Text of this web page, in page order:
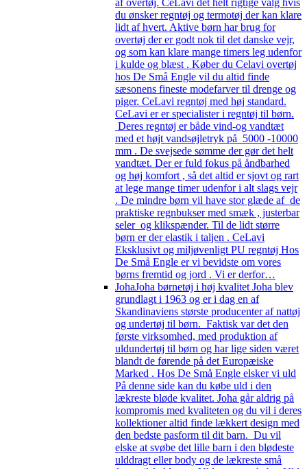
du ønsker regntøj og termotøj der kan klare
lidt af hvert. Aktive børn har brug for
overtøj der er godt nok til det danske vejr,
og som kan klare mange timers leg udenfor
i kulde og blæst . Køber du Celavi overtøj
hos De Små Engle vil du altid finde
sæsonens fineste modefarver til drenge og
piger. CeLavi regntøj med høj standard.
CeLavi er er specialister i regntøj til børn.
Deres regntøj er både vind-og vandtæt
med et højt vandsøjletryk på 5000 -10000
mm . De svejsede sømme der gør det helt
vandtæt. Der er fuld fokus på åndbarhed
og høj komfort , så det altid er sjovt og rart
at lege mange timer udenfor i alt slags vejr
. De mindre børn vil have stor glæde af de
praktiske regnbukser med smæk , justerbar
seler og klikspænder. Til de lidt større
børn er der elastik i taljen . CeLavi
Eksklusivt og miljøvenligt PU regntøj Hos
De Små Engle er vi bevidste om vores
børns fremtid og jord . Vi er derfor…
JohaJoha børnetøj i høj kvalitet Joha blev
grundlagt i 1963 og er i dag en af
Skandinaviens største producenter af nattøj
og undertøj til børn. Faktisk var det den
første virksomhed, med produktion af
uldundertøj til børn og har lige siden været
blandt de førende på det Europæiske
Marked . Hos De Små Engle elsker vi uld
På denne side kan du købe uld i den
lækreste bløde kvalitet. Joha går aldrig på
kompromis med kvaliteten og du vil i deres
kollektioner altid finde lækkert design med
den bedste pasform til dit barn. Du vil
elske at svøbe det lille barn i den blødeste
ulddragt eller body og de lækreste små